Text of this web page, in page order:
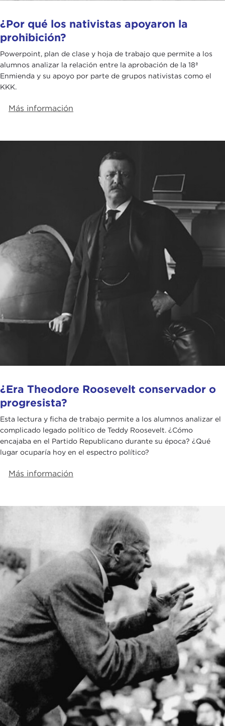
¿Por qué los nativistas apoyaron la
prohibición?
Powerpoint, plan de clase y hoja de trabajo que permite a los
alumnos analizar la relación entre la aprobación de la 18ª
Enmienda y su apoyo por parte de grupos nativistas como el
KKK.
Más información
¿Era Theodore Roosevelt conservador o
progresista?
Esta lectura y ficha de trabajo permite a los alumnos analizar el
complicado legado político de Teddy Roosevelt. ¿Cómo
encajaba en el Partido Republicano durante su época? ¿Qué
lugar ocuparía hoy en el espectro político?
Más información